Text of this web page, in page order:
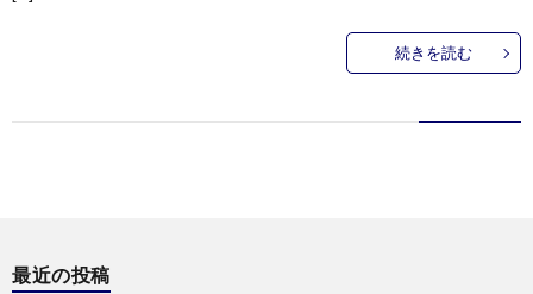
続きを読む
最近の投稿